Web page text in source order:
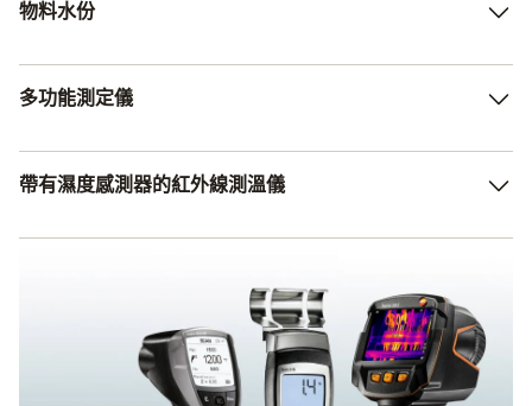
Testo 濕度資料記錄器都非常適合。 我們還有小體積的迷你
物料水份
作。 使用可靠的材料濕度測量儀定位黴菌、建築濕度損壞
多功能測定儀
所有環境相關參數嗎？ 那麼，我們向您推薦Testo多功能測
帶有濕度感測器的紅外線測溫儀